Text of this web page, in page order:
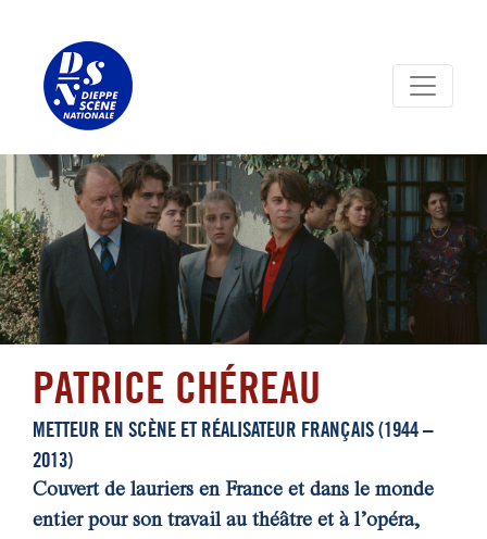
PATRICE CHÉREAU
METTEUR EN SCÈNE ET RÉALISATEUR FRANÇAIS (1944 –
2013)
Couvert de lauriers en France et dans le monde
entier pour son travail au théâtre et à l’opéra,